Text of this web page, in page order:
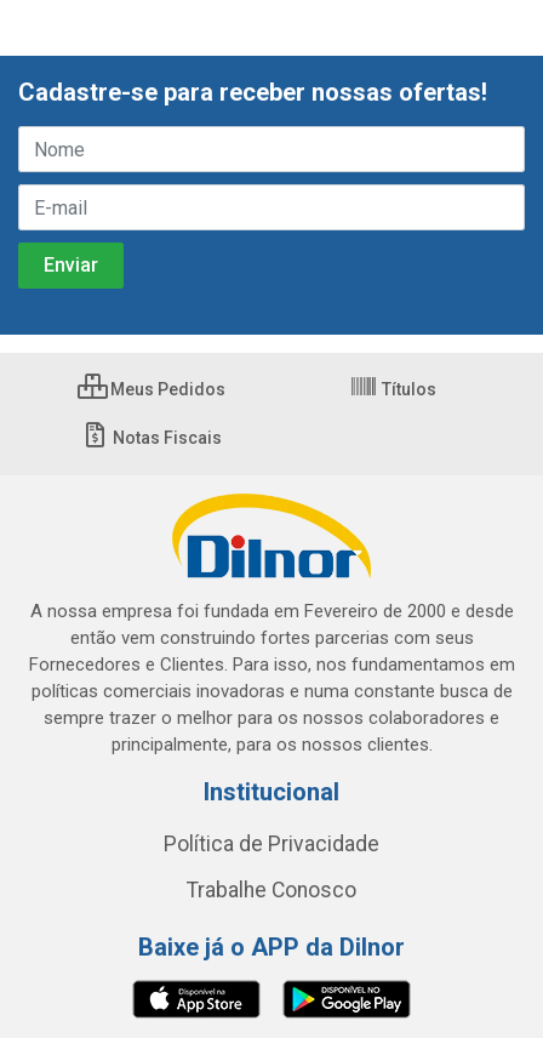
Cadastre-se para receber nossas ofertas!
Meus Pedidos Títulos
Notas Fiscais
A nossa empresa foi fundada em Fevereiro de 2000 e desde
então vem construindo fortes parcerias com seus
Fornecedores e Clientes. Para isso, nos fundamentamos em
políticas comerciais inovadoras e numa constante busca de
sempre trazer o melhor para os nossos colaboradores e
principalmente, para os nossos clientes.
Institucional
Política de Privacidade
Trabalhe Conosco
Baixe já o APP da Dilnor